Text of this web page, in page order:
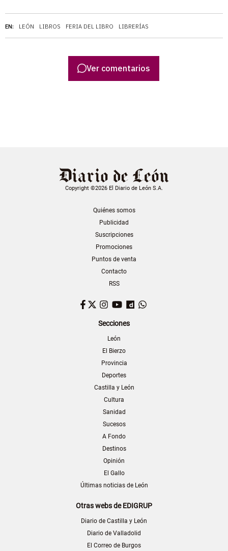
EN: LEÓN LIBROS FERIA DEL LIBRO LIBRERÍAS
Ver comentarios
Copyright ©2026 El Diario de León S.A.
Quiénes somos
Publicidad
Suscripciones
Promociones
Puntos de venta
Contacto
RSS
Facebook
TwitterInstagram
YouTubeDailymotion
Secciones
León
El Bierzo
Provincia
Deportes
Castilla y León
Cultura
Sanidad
Sucesos
A Fondo
Destinos
Opinión
El Gallo
Últimas noticias de León
Otras webs de EDIGRUP
Diario de Castilla y León
Diario de Valladolid
El Correo de Burgos